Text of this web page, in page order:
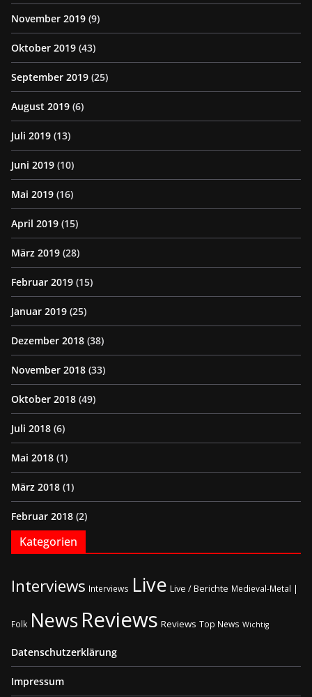
November 2019 (9)
Oktober 2019 (43)
September 2019 (25)
August 2019 (6)
Juli 2019 (13)
Juni 2019 (10)
Mai 2019 (16)
April 2019 (15)
März 2019 (28)
Februar 2019 (15)
Januar 2019 (25)
Dezember 2018 (38)
November 2018 (33)
Oktober 2018 (49)
Juli 2018 (6)
Mai 2018 (1)
März 2018 (1)
Februar 2018 (2)
Kategorien
Interviews Interviews Live Live / Berichte Medieval-Metal |
Folk NewsReviews Reviews Top News Wichtig
Datenschutzerklärung
Impressum